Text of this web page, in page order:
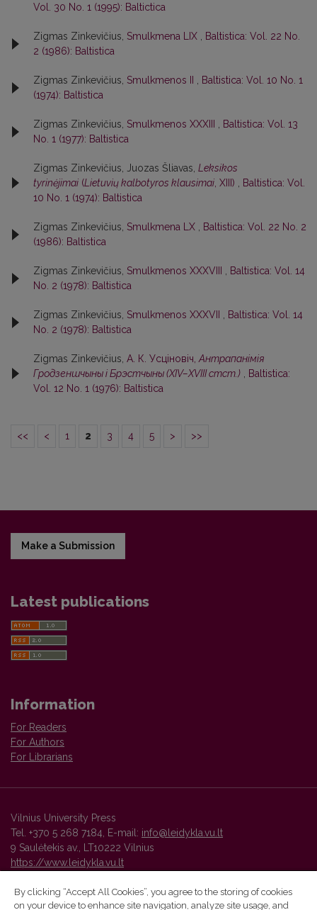
Vol. 30 No. 1 (1995): Baltictica
Zigmas Zinkevičius, Smulkmena LIX
Baltistica: Vol. 22 No.
2 (1986): Baltistica
Zigmas Zinkevičius, Smulkmenos II
Baltistica: Vol. 10 No. 1
(1974): Baltistica
Zigmas Zinkevičius, Smulkmenos XXXIII
Baltistica: Vol. 13
No. 1 (1977): Baltistica
Zigmas Zinkevičius, Juozas Šliavas, Leksikos
tyrinėjimai (Lietuvių kalbotyros klausimai , XIII)
Baltistica: Vol.
10 No. 1 (1974): Baltistica
Zigmas Zinkevičius, Smulkmena LX
Baltistica: Vol. 22 No. 2
(1986): Baltistica
Zigmas Zinkevičius, Smulkmenos XXXVIII
Baltistica: Vol. 14
No. 2 (1978): Baltistica
Zigmas Zinkevičius, Smulkmenos XXXVII
Baltistica: Vol. 14
No. 2 (1978): Baltistica
Zigmas Zinkevičius, А. К. Усцiновiч, Антрапанiмiя
Гродзеншчыны i Брэстчыны (XIV–XVIII стст.)
Baltistica:
Vol. 12 No. 1 (1976): Baltistica
<< < 1 2 3 4 5 > >>
Make a Submission
Latest publications
Information
For Readers
For Authors
For Librarians
Vilnius University Press
Tel. +370 5 268 7184, E-mail: info@leidykla.vu.lt
9 Saulėtekis av., LT10222 Vilnius
https://www.leidykla.vu.lt
By clicking “Accept All Cookies”, you agree to the storing of cookies
on your device to enhance site navigation, analyze site usage, and